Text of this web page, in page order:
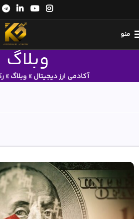
منو
وبلاگ
آکادمی ارز دیجیتال» وبلاگ»